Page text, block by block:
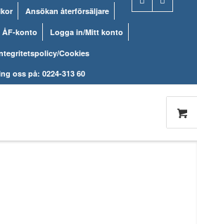
Ansökan återförsäljare
ÅF-konto
Logga in/Mitt konto
Cookies
oss på: 0224-313 60